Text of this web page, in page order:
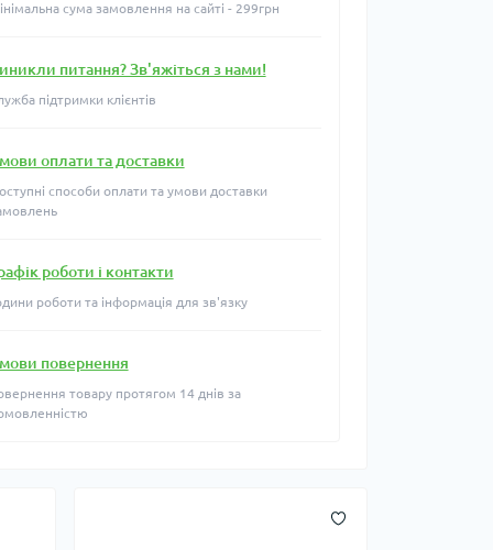
сума замовлення на сайті - 299грн
питання? Зв'яжіться з нами!
підтримки клієнтів
оплати та доставки
способи оплати та умови доставки
роботи і контакти
роботи та інформація для зв'язку
повернення
товару протягом 14 днів за